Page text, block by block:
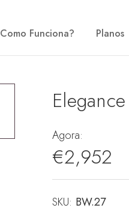
Como Funciona? Planos
Agora:
€2,952
SKU: BW.27
Stock